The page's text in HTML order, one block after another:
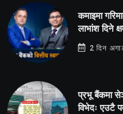
कमाइमा
लाभांश दिने
2 दिन
प्रभू बैंकमा
विभेदः एउटै